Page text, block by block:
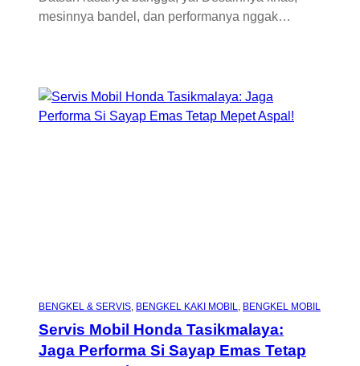
mesinnya bandel, dan performanya nggak…
BENGKEL & SERVIS, BENGKEL KAKI MOBIL, BENGKEL MOBIL
Servis Mobil Honda Tasikmalaya:
Jaga Performa Si Sayap Emas Tetap